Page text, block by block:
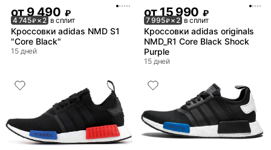
от9 490 ₽
4 745₽× 2 в сплит
Кроссовки adidas NMD S1
"Core Black"
15 дней
от15 990 ₽
7 995₽× 2 в сплит
Кроссовки adidas originals
NMD_R1 Core Black Shock
Purple
15 дней